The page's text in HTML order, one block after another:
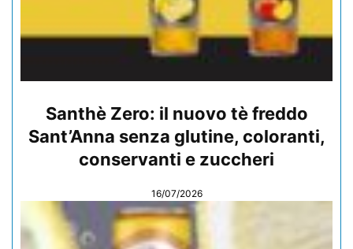
Santhè Zero: il nuovo tè freddo
Sant’Anna senza glutine, coloranti,
conservanti e zuccheri
16/07/2026